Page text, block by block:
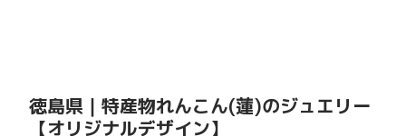
徳島県｜特産物れんこん(蓮)のジュエリー
【オリジナルデザイン】